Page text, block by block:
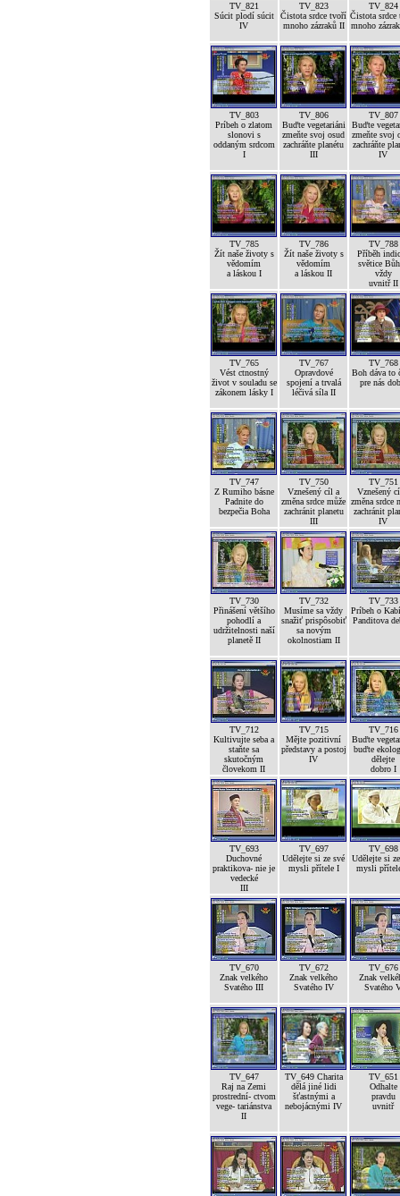
TV_821
Súcit plodí súcit
IV
TV_823
Čistota srdce tvoří
mnoho zázraků II
TV_824
Čistota srdce
mnoho
TV_803
Príbeh o zlatom
slonovi s
oddaným srdcom
I
TV_806
Buďte vegetariáni
zmeňte svoj osud
zachráňte planétu
III
TV_807
Buďte
zmeňte svoj
zachráňte
IV
TV_785
Žít naše životy s
vědomím
a láskou I
TV_786
Žít naše životy s
vědomím
a láskou II
TV_788
Příběh
světice
vždy
uvnitř II
TV_765
Vést ctnostný
život v souladu se
zákonem lásky I
TV_767
Opravdové
spojení a trvalá
léčivá síla II
TV_768
Boh dáva to
pre nás
TV_747
Z Rumiho básne
Padnite do
bezpečia Boha
TV_750
Vznešený cíl a
změna srdce může
zachránit planetu
III
TV_751
Vznešený
změna srdce
zachránit
IV
TV_730
Přinášení většího
pohodlí a
udržitelnosti naší
planetě II
TV_732
Musíme sa vždy
snažiť prispôsobiť
sa novým
okolnostiam II
TV_733
Príbeh o
Panditova
TV_712
Kultivujte seba a
staňte sa
skutočným
človekom II
TV_715
Mějte pozitivní
představy a postoj
IV
TV_716
Buďte
buďte
dělejte
dobro I
TV_693
Duchovné
praktikova- nie je
vedecké
III
TV_697
Udělejte si ze své
mysli přítele I
TV_698
Udělejte si
mysli
TV_670
Znak velkého
Svatého III
TV_672
Znak velkého
Svatého IV
TV_676
Znak
Svatého
TV_647
Raj na Zemi
prostrední- ctvom
vege- tariánstva
II
TV_649 Charita
dělá jiné lidi
šťastnými a
nebojácnými IV
TV_651
Odhalte
pravdu
uvnitř